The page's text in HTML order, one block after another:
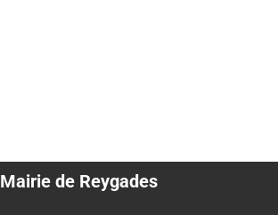
Mairie de Reygades